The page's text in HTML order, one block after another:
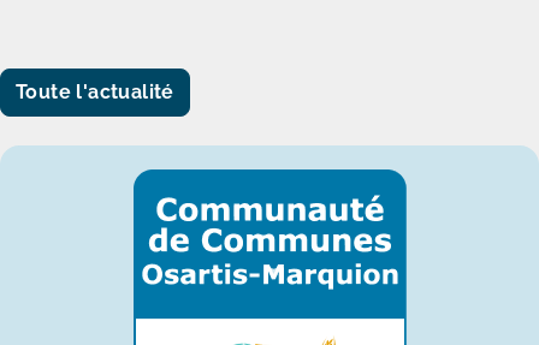
Toute l'actualité